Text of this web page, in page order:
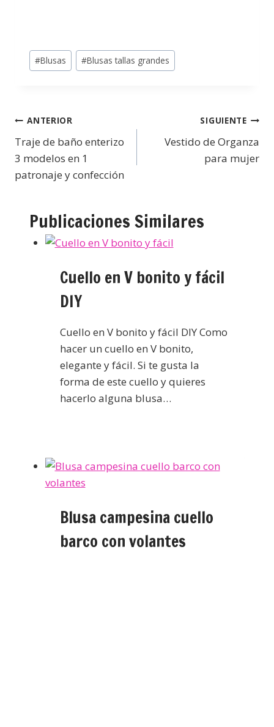
#Blusas #Blusas tallas grandes
ANTERIOR
Traje de baño enterizo
3 modelos en 1
patronaje y confección
SIGUIENTE
Vestido de Organza
para mujer
Publicaciones Similares
Cuello en V bonito y fácil
DIY
Cuello en V bonito y fácil DIY Como
hacer un cuello en V bonito,
elegante y fácil. Si te gusta la
forma de este cuello y quieres
hacerlo alguna blusa…
Blusa campesina cuello
barco con volantes